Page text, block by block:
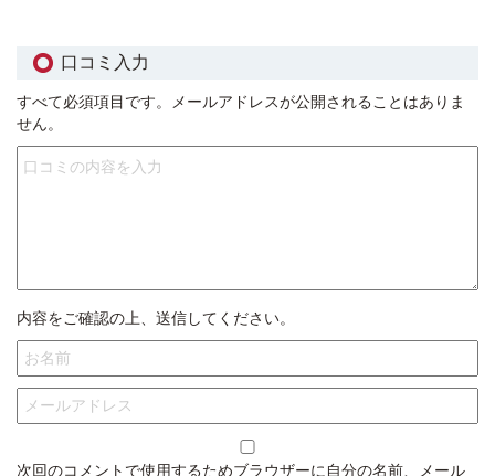
口コミ入力
すべて必須項目です。メールアドレスが公開されることはありま
せん。
内容をご確認の上、送信してください。
次回のコメントで使用するためブラウザーに自分の名前、メール